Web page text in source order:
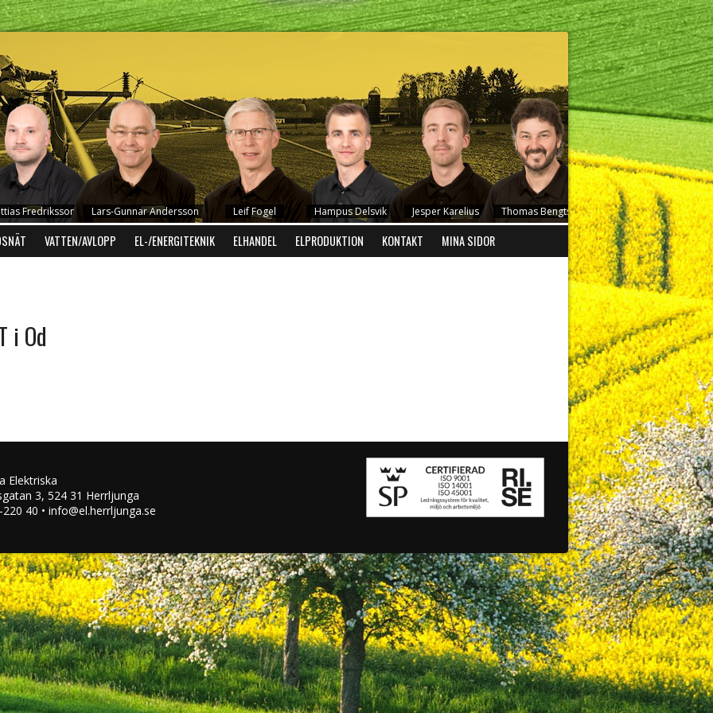
Fredriksson Lars-Gunnar Andersson Leif Fogel Hampus Delsvik Jesper Karelius Thomas Bengtsson Stefan Johansson
Mikael Carlsson Emil Jonsson
Christian Granath Linda Åsa Pernilla
VATTEN/AVLOPP EL-/ENERGITEKNIK ELHANDEL ELPRODUKTION KONTAKT MINA SIDOR
i Od
Elektriska
3, 524 31 Herrljunga
40 • info@el.herrljunga.se